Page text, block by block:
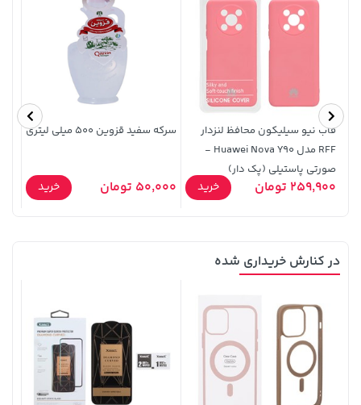
خرید
1,849,000 تومان
2,179,000
141,000 تومان
قاب نیو سیلیکون محافظ لنزدار
RFF مدل Huawei Nova Y90 -
صورتی پاستیلی (پک دار)
259,900 تومان خرید
سرکه سفید قزوین 500 میلی لیتری
50,000 تومان خرید
در کنارش خریداری شده